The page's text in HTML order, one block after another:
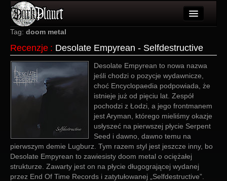
Artykuły
Użytkownicy
Wydarzenia
Galeria
Więcej
Login
Tag: doom metal
Recenzje : Desolate Empyrean - Selfdestructive
Desolate Empyrean to nowa nazwa
jeśli chodzi o pozycje wydawnicze,
choć Encyclopaedia podpowiada, że
istnieje już od pięciu lat. Zespół
pochodzi z Łodzi, a jego frontmanem
jest Aryman, którego mieliśmy okazje
usłyszeć na pierwszej płycie Serpent
Seed i dawno, dawno temu na
pierwszym demie Lugburz. Tym razem styl jest jeszcze inny, bo
Desolate Empyrean to zawiesisty doom metal o ociężałej
strukturze. Zawarty jest on na płycie długogrającej wydanej
przez End Of Time Records i zatytułowanej „Selfdestructive”.